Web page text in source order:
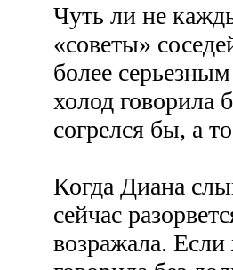
Чуть ли не
«советы»
более
холод говорила
согрелся бы, а
Когда Диана
сейчас
возражала.